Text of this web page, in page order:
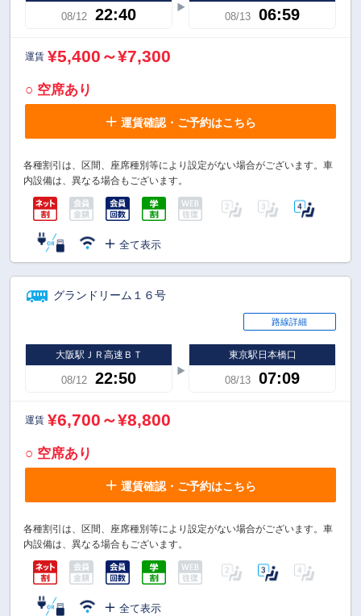
08/12 22:40 08/13 06:59
運賃 ¥5,400～¥7,300
○ 空席あり
運賃確認・ご予約はこちら
各種割引は、区間、座席種別等により設定がない場合がございます。車
内設備は、異なる場合もございます。
全て表示
グランドリーム１６号
路線詳細
大阪駅ＪＲ高速ＢＴ
08/12 22:50
東京駅日本橋口
08/13 07:09
運賃 ¥6,700～¥8,800
○ 空席あり
運賃確認・ご予約はこちら
各種割引は、区間、座席種別等により設定がない場合がございます。車
内設備は、異なる場合もございます。
全て表示